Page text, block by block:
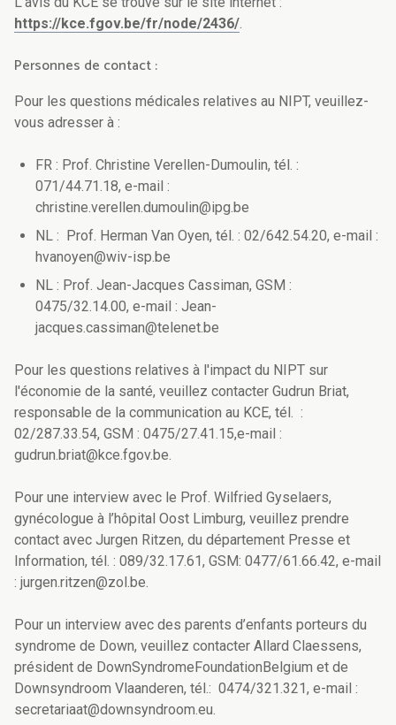
https://kce.fgov.be/fr/node/2436/.
Personnes de contact :
Pour les questions médicales relatives au NIPT, veuillez-
vous adresser à :
FR : Prof. Christine Verellen-Dumoulin, tél. :
071/44.71.18, e-mail :
christine.verellen.dumoulin@ipg.be
NL : Prof. Herman Van Oyen, tél. : 02/642.54.20, e-mail :
hvanoyen@wiv-isp.be
NL : Prof. Jean-Jacques Cassiman, GSM :
0475/32.14.00, e-mail : Jean-
jacques.cassiman@telenet.be
Pour les questions relatives à l'impact du NIPT sur
l'économie de la santé, veuillez contacter Gudrun Briat,
responsable de la communication au KCE, tél. :
02/287.33.54, GSM : 0475/27.41.15,e-mail :
gudrun.briat@kce.fgov.be.
Pour une interview avec le Prof. Wilfried Gyselaers,
gynécologue à l’hôpital Oost Limburg, veuillez prendre
contact avec Jurgen Ritzen, du département Presse et
Information, tél. : 089/32.17.61, GSM: 0477/61.66.42, e-mail
: jurgen.ritzen@zol.be.
Pour un interview avec des parents d’enfants porteurs du
syndrome de Down, veuillez contacter Allard Claessens,
président de DownSyndromeFoundationBelgium et de
Downsyndroom Vlaanderen, tél.: 0474/321.321, e-mail :
secretariaat@downsyndroom.eu.